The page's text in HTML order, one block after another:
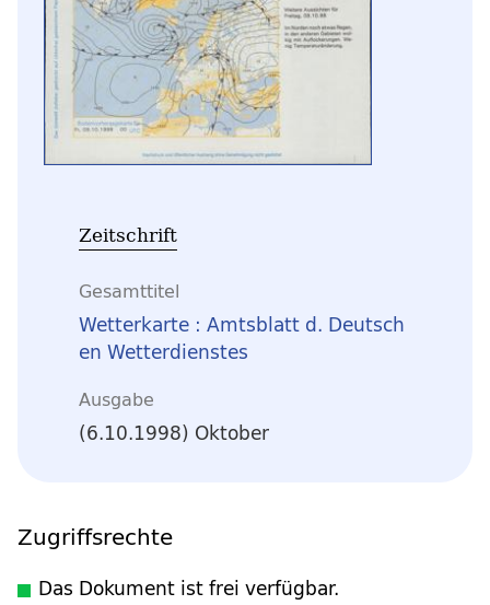
Zeitschrift
Gesamttitel
Wetterkarte : Amtsblatt d. Deutsch
en Wetterdienstes
Ausgabe
(6.10.1998) Oktober
Zugriffsrechte
Das Dokument ist frei verfügbar.